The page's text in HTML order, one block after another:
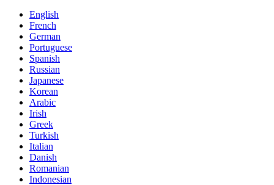
English
French
German
Portuguese
Spanish
Russian
Japanese
Korean
Arabic
Irish
Greek
Turkish
Italian
Danish
Romanian
Indonesian